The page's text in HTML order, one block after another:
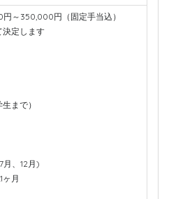
円～350,000円（固定手当込）
定します
まで）
月、12月)
月